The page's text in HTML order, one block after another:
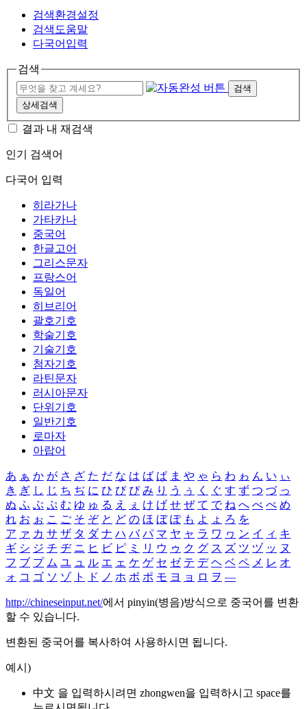
검색환경설정
검색도움말
다국어입력
검색
검색
상세검색
결과 내 재검색
인기 검색어
다국어 입력
히라가나
가타카나
중국어
한글고어
그리스문자
프랑스어
독일어
히브리어
괄호기호
학술기호
기술기호
첨자기호
라틴문자
러시아문자
단위기호
일반기호
로마자
아랍어
あ ぁ か が さ ざ た だ な は ば ぱ ま や ゃ ら わ ゎ ん い ぃ
き ぎ し じ ち ぢ に ひ び ぴ み り う ぅ く ぐ す ず つ づ っ
ぬ ふ ぶ ぷ む ゆ ゅ る え ぇ け げ せ ぜ て で ね へ べ ぺ め
れ お ぉ こ ご そ ぞ と ど の ほ ぼ ぽ も よ ょ ろ を
ア ァ カ サ ザ タ ダ ナ ハ バ パ マ ヤ ャ ラ ワ ヮ ン イ ィ キ
ギ シ ジ チ ヂ ニ ヒ ビ ピ ミ リ ウ ゥ ク グ ス ズ ツ ヅ ッ ヌ
フ ブ プ ム ユ ュ ル エ ェ ケ ゲ セ ゼ テ デ ヘ ベ ペ メ レ オ
ォ コ ゴ ソ ゾ ト ド ノ ホ ボ ポ モ ヨ ョ ロ ヲ ―
http://chineseinput.net/에서 pinyin(병음)방식으로 중국어를 변환
할 수 있습니다.
변환된 중국어를 복사하여 사용하시면 됩니다.
예시)
中文 을 입력하시려면 zhongwen을 입력하시고 space를